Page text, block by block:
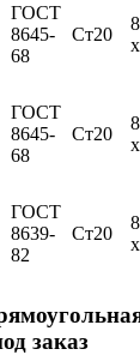
ГОСТ
8645-
68
Ст20
ГОСТ
8645-
68
Ст20
ГОСТ
8639-
82
Ст20
заказ